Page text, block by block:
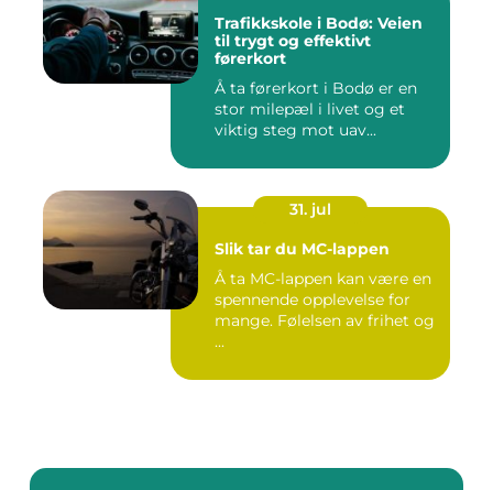
Trafikkskole i Bodø: Veien
til trygt og effektivt
førerkort
Å ta førerkort i Bodø er en
stor milepæl i livet og et
viktig steg mot uav...
31. jul
Slik tar du MC-lappen
Å ta MC-lappen kan være en
spennende opplevelse for
mange. Følelsen av frihet og
...